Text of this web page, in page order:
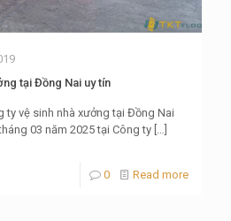
tại Đồng Nai uy tín
ty vệ sinh nhà xưởng tại Đồng Nai
03 năm 2025 tại Công ty […]
0 Read more